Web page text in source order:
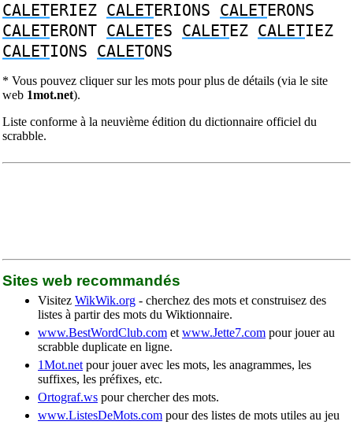
CALETERIEZ CALETERIONS CALETERONS
CALETERONT CALETES CALETEZ CALETIEZ
CALETIONS CALETONS
* Vous pouvez cliquer sur les mots pour plus de détails (via le site
web 1mot.net).
Liste conforme à la neuvième édition du dictionnaire officiel du
scrabble.
Sites web recommandés
Visitez WikWik.org - cherchez des mots et construisez des
listes à partir des mots du Wiktionnaire.
www.BestWordClub.com et www.Jette7.com pour jouer au
scrabble duplicate en ligne.
1Mot.net pour jouer avec les mots, les anagrammes, les
suffixes, les préfixes, etc.
Ortograf.ws pour chercher des mots.
www.ListesDeMots.com pour des listes de mots utiles au jeu